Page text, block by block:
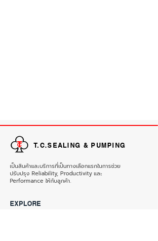
T.C.SEALING & PUMPING
เป็นสินค้าและบริการที่เป็นทางเลือกแรกในการช่วย
ปรับปรุง Reliability, Productivity และ
Performance ให้กับลูกค้า.
EXPLORE